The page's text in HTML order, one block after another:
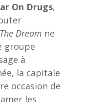
On Drugs,
Dream ne
groupe
à
la capitale
occasion de
les